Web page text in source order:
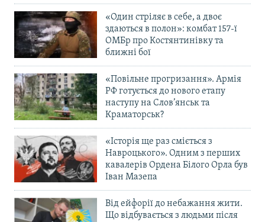
«Один стріляє в себе, а двоє
здаються в полон»: комбат 157-ї
ОМБр про Костянтинівку та
ближні бої
«Повільне прогризання». Армія
РФ готується до нового етапу
наступу на Слов’янськ та
Краматорськ?
«Історія ще раз сміється з
Навроцького». Одним з перших
кавалерів Ордена Білого Орла був
Іван Мазепа
Від ейфорії до небажання жити.
Що відбувається з людьми після